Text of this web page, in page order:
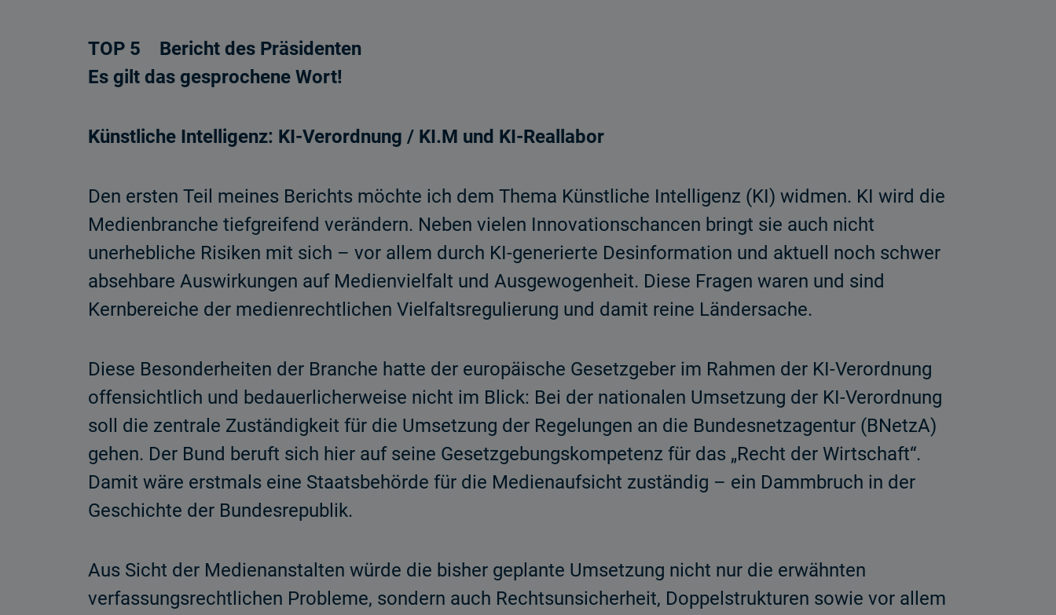
TOP 5 Bericht des Präsidenten
Es gilt das gesprochene Wort!
Künstliche Intelligenz: KI-Verordnung / KI.M und KI-Reallabor
Den ersten Teil meines Berichts möchte ich dem Thema Künstliche Intelligenz (KI) widmen. KI wird die
Medienbranche tiefgreifend verändern. Neben vielen Innovationschancen bringt sie auch nicht
unerhebliche Risiken mit sich – vor allem durch KI-generierte Desinformation und aktuell noch schwer
absehbare Auswirkungen auf Medienvielfalt und Ausgewogenheit. Diese Fragen waren und sind
Kernbereiche der medienrechtlichen Vielfaltsregulierung und damit reine Ländersache.
Diese Besonderheiten der Branche hatte der europäische Gesetzgeber im Rahmen der KI-Verordnung
offensichtlich und bedauerlicherweise nicht im Blick: Bei der nationalen Umsetzung der KI-Verordnung
soll die zentrale Zuständigkeit für die Umsetzung der Regelungen an die Bundesnetzagentur (BNetzA)
gehen. Der Bund beruft sich hier auf seine Gesetzgebungskompetenz für das „Recht der Wirtschaft“.
Damit wäre erstmals eine Staatsbehörde für die Medienaufsicht zuständig – ein Dammbruch in der
Geschichte der Bundesrepublik.
Aus Sicht der Medienanstalten würde die bisher geplante Umsetzung nicht nur die erwähnten
verfassungsrechtlichen Probleme, sondern auch Rechtsunsicherheit, Doppelstrukturen sowie vor allem